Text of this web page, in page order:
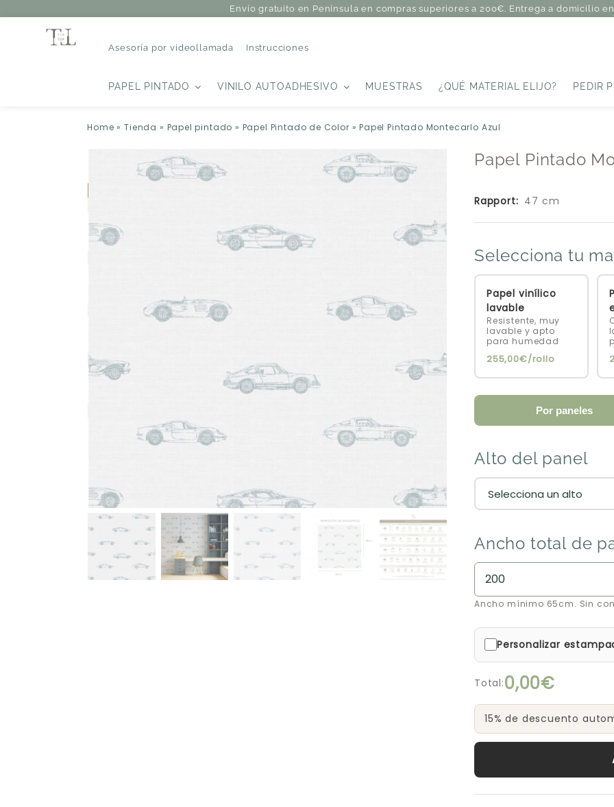
Envío gratuito en Península en compras superiores a 200€. Entrega a domicilio en
Asesoría por videollamada Instrucciones
PAPEL PINTADO VINILO AUTOADHESIVO MUESTRAS ¿QUÉ MATERIAL ELIJO? PEDIR
Home »Tienda » Papel pintado » Papel Pintado de Color »Papel Pintado Montecarlo Azul
Papel Pintado
Rapport: 47 cm
Selecciona tu
Papel vinílico
lavable
Resistente, muy
lavable y apto
para humedad
255,00€/rollo
Por paneles
Alto del panel
Ancho total de
Ancho mínimo 65cm. Sin
Personalizar
Total:0,00€
15% de descuento